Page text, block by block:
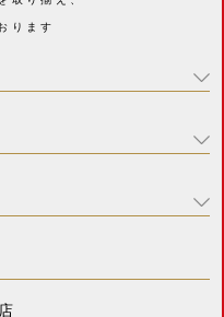
ります